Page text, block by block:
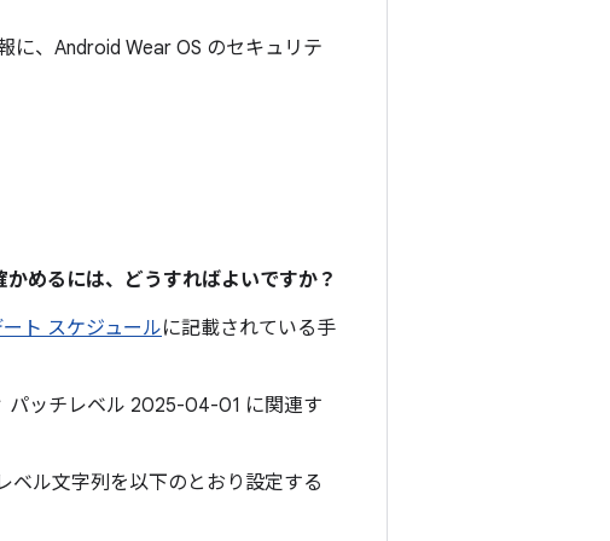
に、Android Wear OS のセキュリテ
めるには、どうすればよいですか？
ト スケジュールに記載されている手
パッチレベル 2025-04-01 に関連す
ベル文字列を以下のとおり設定する